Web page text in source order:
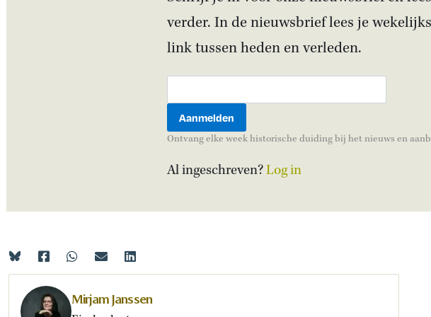
verder. In de nieuwsbrief lees je
link tussen heden en verleden.
Ontvang elke week historische duiding bij het nieuws en
Al ingeschreven?Log in
Mirjam Janssen